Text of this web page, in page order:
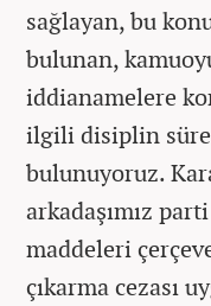
sağlayan, bu
bulunan,
iddianamelere
ilgili disiplin
bulunuyoruz.
arkadaşımız
maddeleri
çıkarma cezası